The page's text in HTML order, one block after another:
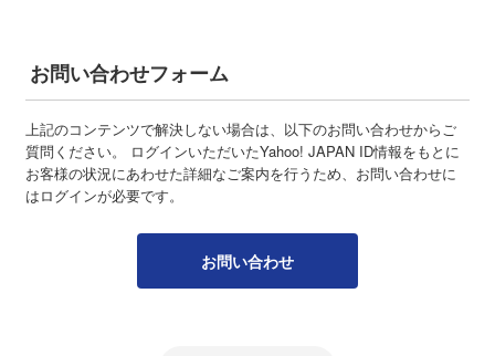
お問い合わせフォーム
上記のコンテンツで解決しない場合は、以下のお問い合わせからご
質問ください。 ログインいただいたYahoo! JAPAN ID情報をもとに
お客様の状況にあわせた詳細なご案内を行うため、お問い合わせに
はログインが必要です。
お問い合わせ